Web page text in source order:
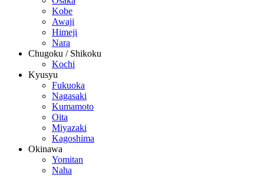
Kobe
Awaji
Himeji
Nara
Chugoku / Shikoku
Kochi
Kyusyu
Fukuoka
Nagasaki
Kumamoto
Oita
Miyazaki
Kagoshima
Okinawa
Yomitan
Naha